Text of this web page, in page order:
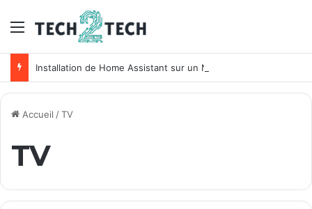
Menu
Installation de Home Assistant sur un NAS Synology
Accueil /TV
TV